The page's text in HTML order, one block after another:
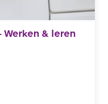
Werken & leren